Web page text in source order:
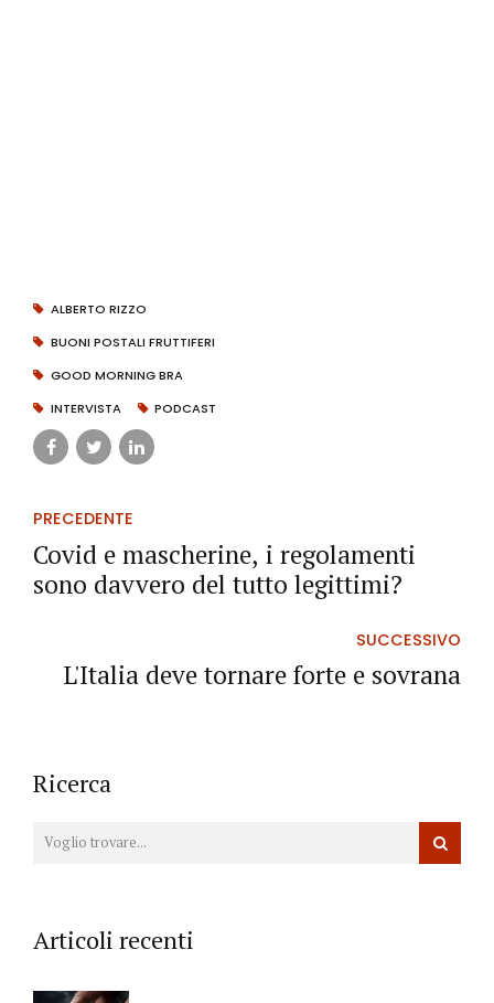
ALBERTO RIZZO
BUONI POSTALI FRUTTIFERI
GOOD MORNING BRA
INTERVISTA
PODCAST
PRECEDENTE
Covid e mascherine, i regolamenti
sono davvero del tutto legittimi?
SUCCESSIVO
L'Italia deve tornare forte e sovrana
Ricerca
Articoli recenti